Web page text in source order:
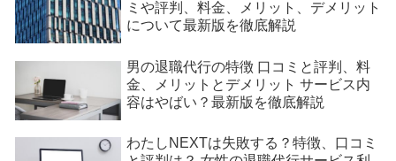
ミや評判、料金、メリット、デメリット
について最新版を徹底解説
男の退職代行の特徴 口コミと評判、料
金、メリットとデメリット サービス内
容はやばい？最新版を徹底解説
わたしNEXTは失敗する？特徴、口コミ